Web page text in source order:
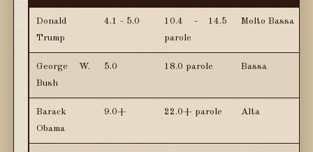
Donald
Trump
4.1 - 5.0
10.4 - 14.5
parole
Molto Bassa
George W.
Bush
5.0 18.0 parole Bassa
Barack
Obama
9.0+ 22.0+ parole Alta